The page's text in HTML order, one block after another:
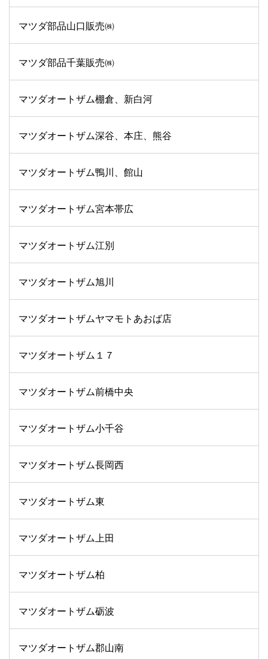
マツダ部品山口販売㈱
マツダ部品千葉販売㈱
マツダオートザム棚倉、新白河
マツダオートザム深谷、本庄、熊谷
マツダオートザム鴨川、館山
マツダオートザム宮本帯広
マツダオートザム江別
マツダオートザム旭川
マツダオートザムヤマモトあおば店
マツダオートザム１７
マツダオートザム前橋中央
マツダオートザム小千谷
マツダオートザム長岡西
マツダオートザム東
マツダオートザム上田
マツダオートザム柏
マツダオートザム砺波
マツダオートザム郡山南